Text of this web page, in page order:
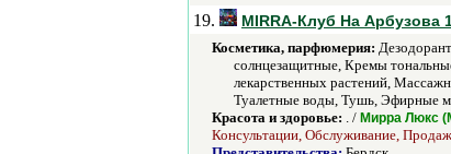
19. MIRRA-Клуб На Арбузова
Косметика, парфюмерия:
солнцезащитные, Кремы
лекарственных растений,
Туалетные воды, Тушь, Эфирные
Красота и здоровье: . / Мирра Люкс
Консультации, Обслуживание,